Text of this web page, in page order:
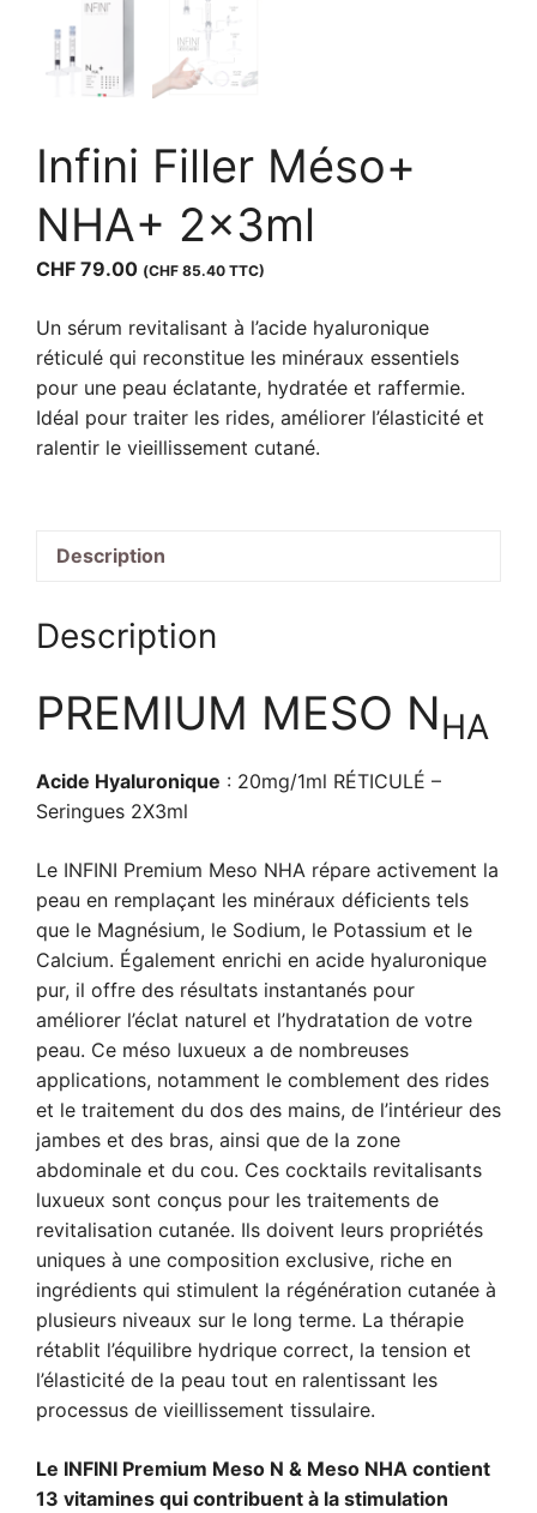
Infini Filler Méso+
NHA+ 2x3ml
CHF 79.00 (CHF 85.40 TTC)
Un sérum revitalisant à l’acide hyaluronique
réticulé qui reconstitue les minéraux essentiels
pour une peau éclatante, hydratée et raffermie.
Idéal pour traiter les rides, améliorer l’élasticité et
ralentir le vieillissement cutané.
Description
Description
PREMIUM MESO NHA
Acide Hyaluronique : 20mg/1ml RÉTICULÉ –
Seringues 2X3ml
Le INFINI Premium Meso NHA répare activement la
peau en remplaçant les minéraux déficients tels
que le Magnésium, le Sodium, le Potassium et le
Calcium. Également enrichi en acide hyaluronique
pur, il offre des résultats instantanés pour
améliorer l’éclat naturel et l’hydratation de votre
peau. Ce méso luxueux a de nombreuses
applications, notamment le comblement des rides
et le traitement du dos des mains, de l’intérieur des
jambes et des bras, ainsi que de la zone
abdominale et du cou. Ces cocktails revitalisants
luxueux sont conçus pour les traitements de
revitalisation cutanée. Ils doivent leurs propriétés
uniques à une composition exclusive, riche en
ingrédients qui stimulent la régénération cutanée à
plusieurs niveaux sur le long terme. La thérapie
rétablit l’équilibre hydrique correct, la tension et
l’élasticité de la peau tout en ralentissant les
processus de vieillissement tissulaire.
Le INFINI Premium Meso N & Meso NHA contient
13 vitamines qui contribuent à la stimulation